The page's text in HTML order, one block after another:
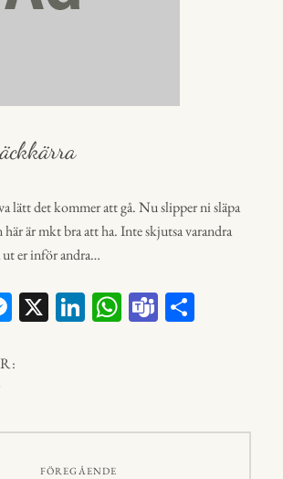
lätt det kommer att gå. Nu slipper ni släpa
är mkt bra att ha. Inte skjutsa varandra
ut er inför andra…
M
en
r
X Li W
p
Te
FÖREGÅENDE